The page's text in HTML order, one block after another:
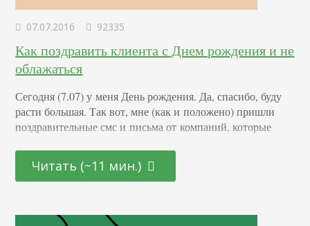
07.07.2016 92335
Как поздравить клиента с Днем рождения и не
облажаться
Сегодня (7.07) у меня День рождения. Да, спасибо, буду
расти большая. Так вот, мне (как и положено) пришли
поздравительные смс и письма от компаний, которые
написать статью о том, как поздравить клиента с Днем
понимать, что День рождения клиента — отличный…
Читать (~11 мин.)